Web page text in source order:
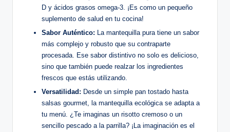
D y ácidos grasos omega-3. ¡Es como un pequeño
suplemento de salud en tu cocina!
Sabor Auténtico: La mantequilla pura tiene un sabor
más complejo y robusto que su contraparte
procesada. Ese sabor distintivo no solo es delicioso,
sino que también puede realzar los ingredientes
frescos que estás utilizando.
Versatilidad: Desde un simple pan tostado hasta
salsas gourmet, la mantequilla ecológica se adapta a
tu menú. ¿Te imaginas un risotto cremoso o un
sencillo pescado a la parrilla? ¡La imaginación es el